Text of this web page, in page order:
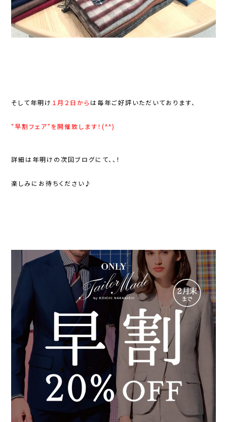
そして年明け １月２日から は毎年ご好評いただいております、
“早割フェア”を開催致します！(^^)
詳細は年明けの次回ブログにて、、！
楽しみにお待ちください♪